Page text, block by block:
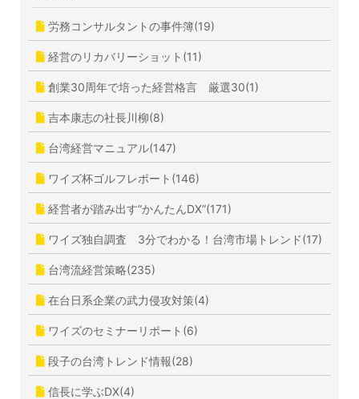
労務コンサルタントの事件簿(19)
経営のリカバリーショット(11)
創業30周年で培った経営格言 厳選30(1)
吉本康志の社長川柳(8)
台湾経営マニュアル(147)
ワイズ杯ゴルフレポート(146)
経営者が踏み出す”かんたんDX”(171)
ワイズ独自調査 3分でわかる！台湾市場トレンド(17)
台湾流経営策略(235)
在台日系企業の武力侵攻対策(4)
ワイズのセミナーリポート(6)
段子の台湾トレンド情報(28)
信長に学ぶDX(4)